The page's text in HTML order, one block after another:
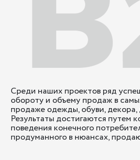
Среди наших проектов ряд
обороту и объему продаж в
продаже одежды, обуви,
Результаты достигаются путем
поведения конечного
продуманного в нюансах,